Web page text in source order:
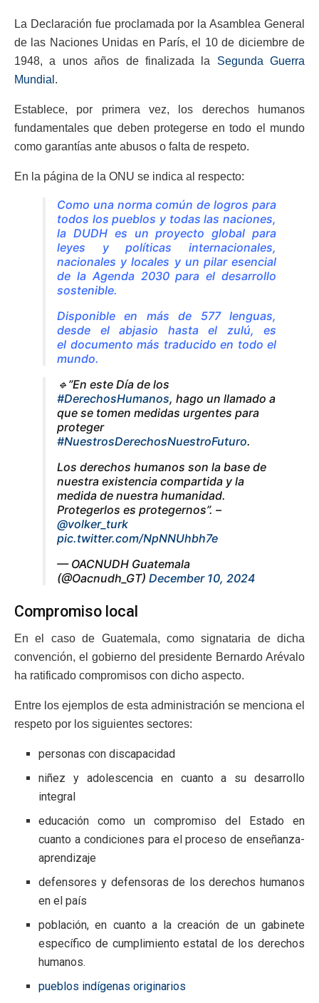
La Declaración fue proclamada por la Asamblea General
de las Naciones Unidas en París, el 10 de diciembre de
1948, a unos años de finalizada la Segunda Guerra
Mundial .
Establece, por primera vez, los derechos humanos
fundamentales que deben protegerse en todo el mundo
como garantías ante abusos o falta de respeto.
En la página de la ONU se indica al respecto:
Como una norma común de logros para
todos los pueblos y todas las naciones,
la DUDH es un proyecto global para
leyes y políticas internacionales,
nacionales y locales y un pilar esencial
de la Agenda 2030 para el desarrollo
sostenible.
Disponible en más de 577 lenguas,
desde el abjasio hasta el zulú, es
el documento más traducido en todo el
mundo.
🔹”En este Día de los
#DerechosHumanos, hago un llamado a
que se tomen medidas urgentes para
proteger
#NuestrosDerechosNuestroFuturo.
Los derechos humanos son la base de
nuestra existencia compartida y la
medida de nuestra humanidad.
Protegerlos es protegernos”. –
@volker_turk
pic.twitter.com/NpNNUhbh7e
— OACNUDH Guatemala
(@Oacnudh_GT) December 10, 2024
Compromiso local
En el caso de Guatemala, como signataria de dicha
convención, el gobierno del presidente Bernardo Arévalo
ha ratificado compromisos con dicho aspecto.
Entre los ejemplos de esta administración se menciona el
respeto por los siguientes sectores:
personas con discapacidad
niñez y adolescencia en cuanto a su desarrollo
integral
educación como un compromiso del Estado en
cuanto a condiciones para el proceso de enseñanza-
aprendizaje
defensores y defensoras de los derechos humanos
en el país
población, en cuanto a la creación de un gabinete
específico de cumplimiento estatal de los derechos
humanos.
pueblos indígenas originarios